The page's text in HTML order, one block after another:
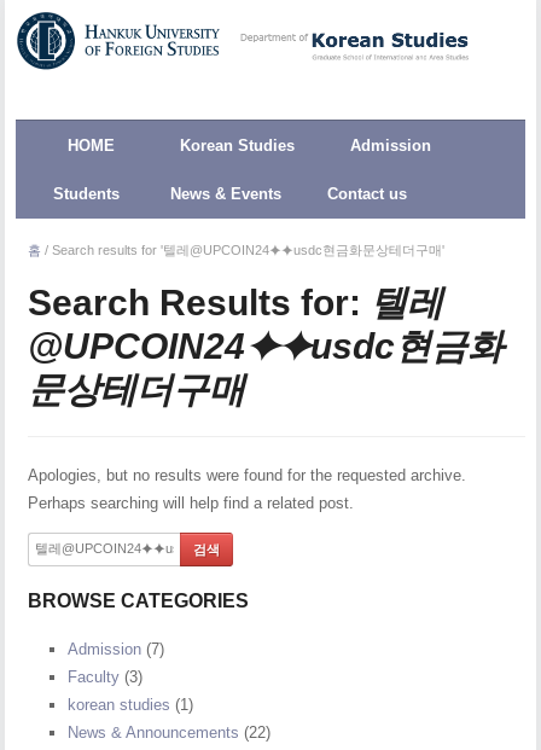
HOME Korean Studies Admission
Students News & Events Contact us
홈 /Search results for '텔레@UPCOIN24⯌⯌usdc현금화문상테더구매'
Search Results for: 텔레
@UPCOIN24⯌⯌usdc현금화
문상테더구매
Apologies, but no results were found for the requested archive.
Perhaps searching will help find a related post.
BROWSE CATEGORIES
Admission (7)
Faculty (3)
korean studies (1)
News & Announcements (22)